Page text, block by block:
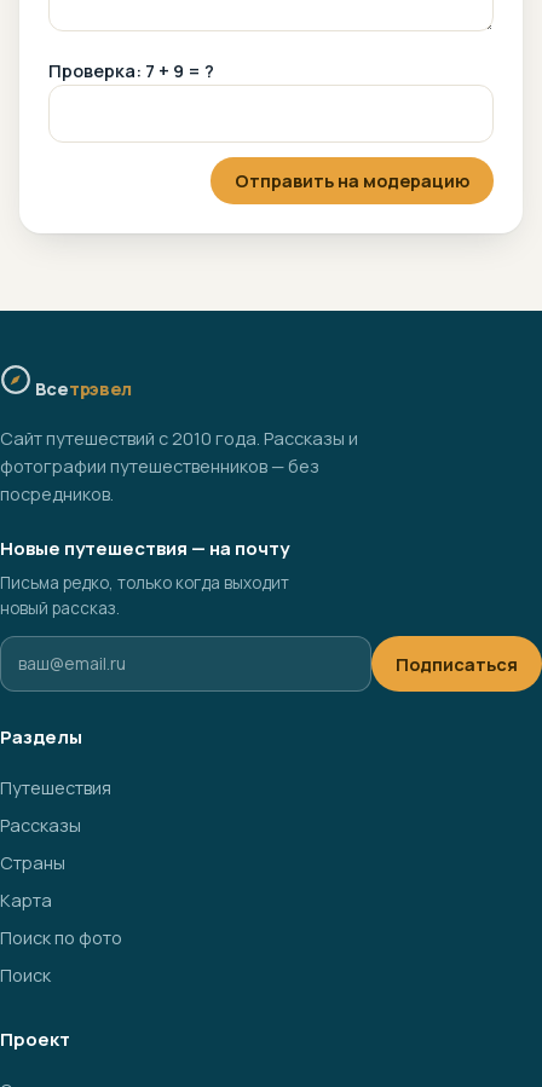
Проверка: 7 + 9 = ?
Отправить на модерацию
Всетрэвел
Сайт путешествий с 2010 года. Рассказы и
фотографии путешественников — без
посредников.
Новые путешествия — на почту
Письма редко, только когда выходит
новый рассказ.
Подписаться
Разделы
Путешествия
Рассказы
Страны
Карта
Поиск по фото
Поиск
Проект